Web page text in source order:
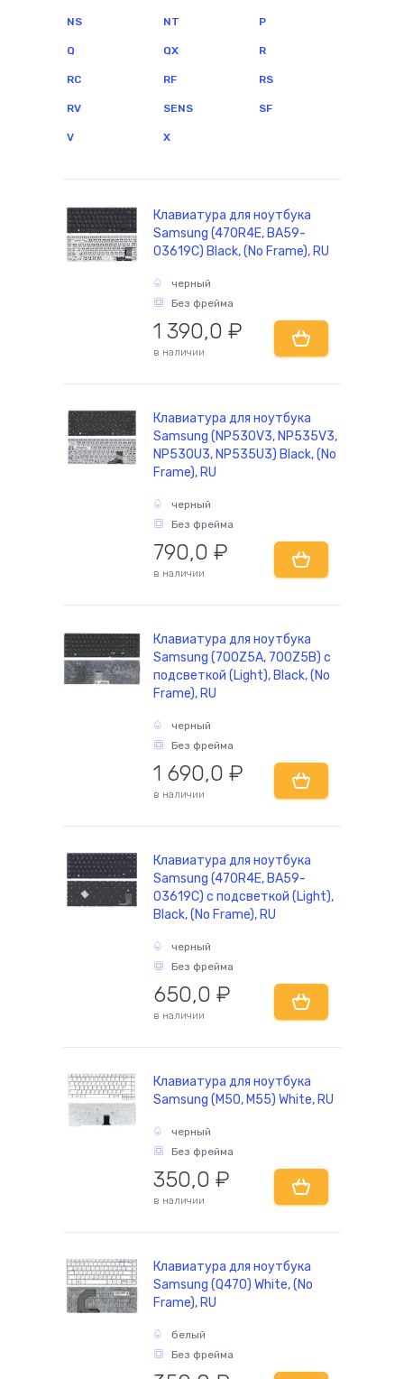
NS NT P
Q QX R
RC RF RS
RV SENS SF
V X
Клавиатура для ноутбука
Samsung (470R4E, BA59-
03619C) Black, (No Frame), RU
черный
Без фрейма
1 390,0 ₽
в наличии
Клавиатура для ноутбука
Samsung (NP530V3, NP535V3,
NP530U3, NP535U3) Black, (No
Frame), RU
черный
Без фрейма
790,0 ₽
в наличии
Клавиатура для ноутбука
Samsung (700Z5A, 700Z5B) с
подсветкой (Light), Black, (No
Frame), RU
черный
Без фрейма
1 690,0 ₽
в наличии
Клавиатура для ноутбука
Samsung (470R4E, BA59-
03619C) с подсветкой (Light),
Black, (No Frame), RU
черный
Без фрейма
650,0 ₽
в наличии
Клавиатура для ноутбука
Samsung (M50, M55) White, RU
черный
Без фрейма
350,0 ₽
в наличии
Клавиатура для ноутбука
Samsung (Q470) White, (No
Frame), RU
белый
Без фрейма